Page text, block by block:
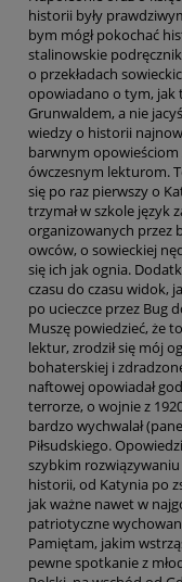
historii były
bym mógł pokochać
stalinowskie
o przekładach
opowiadano o tym, jak
Grunwaldem, a nie
wiedzy o historii
barwnym opowieściom
ówczesnym lekturom.
się po raz pierwszy o
trzymał w szkole język
organizowanych przez
owców, o sowieckiej
się ich jak ognia.
czasu do czasu widok,
po ucieczce przez Bug
Muszę powiedzieć, że
lektur, zrodził się mój
bohaterskiej i
naftowej opowiadał
terrorze, o wojnie z
bardzo wychwalał
Piłsudskiego.
szybkim
historii, od Katynia po
jak ważne nawet w
patriotyczne
Pamiętam, jakim
pewne spotkanie z